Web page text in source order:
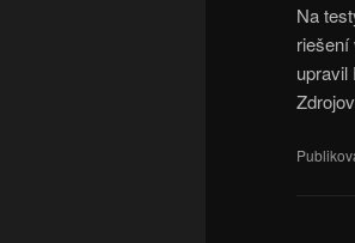
Na
riešení
upravil